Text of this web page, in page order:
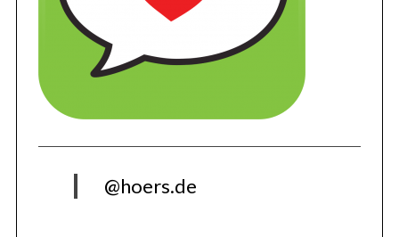
@hoers.de